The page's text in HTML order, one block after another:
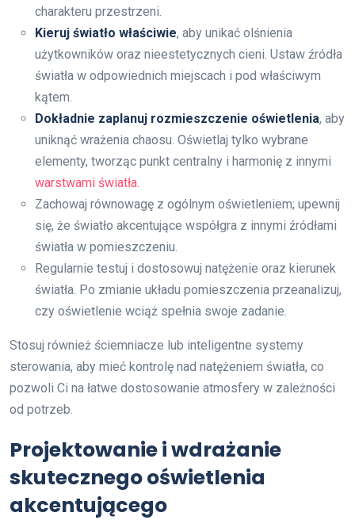
charakteru przestrzeni.
Kieruj światło właściwie, aby unikać olśnienia
użytkowników oraz nieestetycznych cieni. Ustaw źródła
światła w odpowiednich miejscach i pod właściwym
kątem.
Dokładnie zaplanuj rozmieszczenie oświetlenia, aby
uniknąć wrażenia chaosu. Oświetlaj tylko wybrane
elementy, tworząc punkt centralny i harmonię z innymi
warstwami światła.
Zachowaj równowagę z ogólnym oświetleniem; upewnij
się, że światło akcentujące współgra z innymi źródłami
światła w pomieszczeniu.
Regularnie testuj i dostosowuj natężenie oraz kierunek
światła. Po zmianie układu pomieszczenia przeanalizuj,
czy oświetlenie wciąż spełnia swoje zadanie.
Stosuj również ściemniacze lub inteligentne systemy
sterowania, aby mieć kontrolę nad natężeniem światła, co
pozwoli Ci na łatwe dostosowanie atmosfery w zależności
od potrzeb.
Projektowanie i wdrażanie
skutecznego oświetlenia
akcentującego